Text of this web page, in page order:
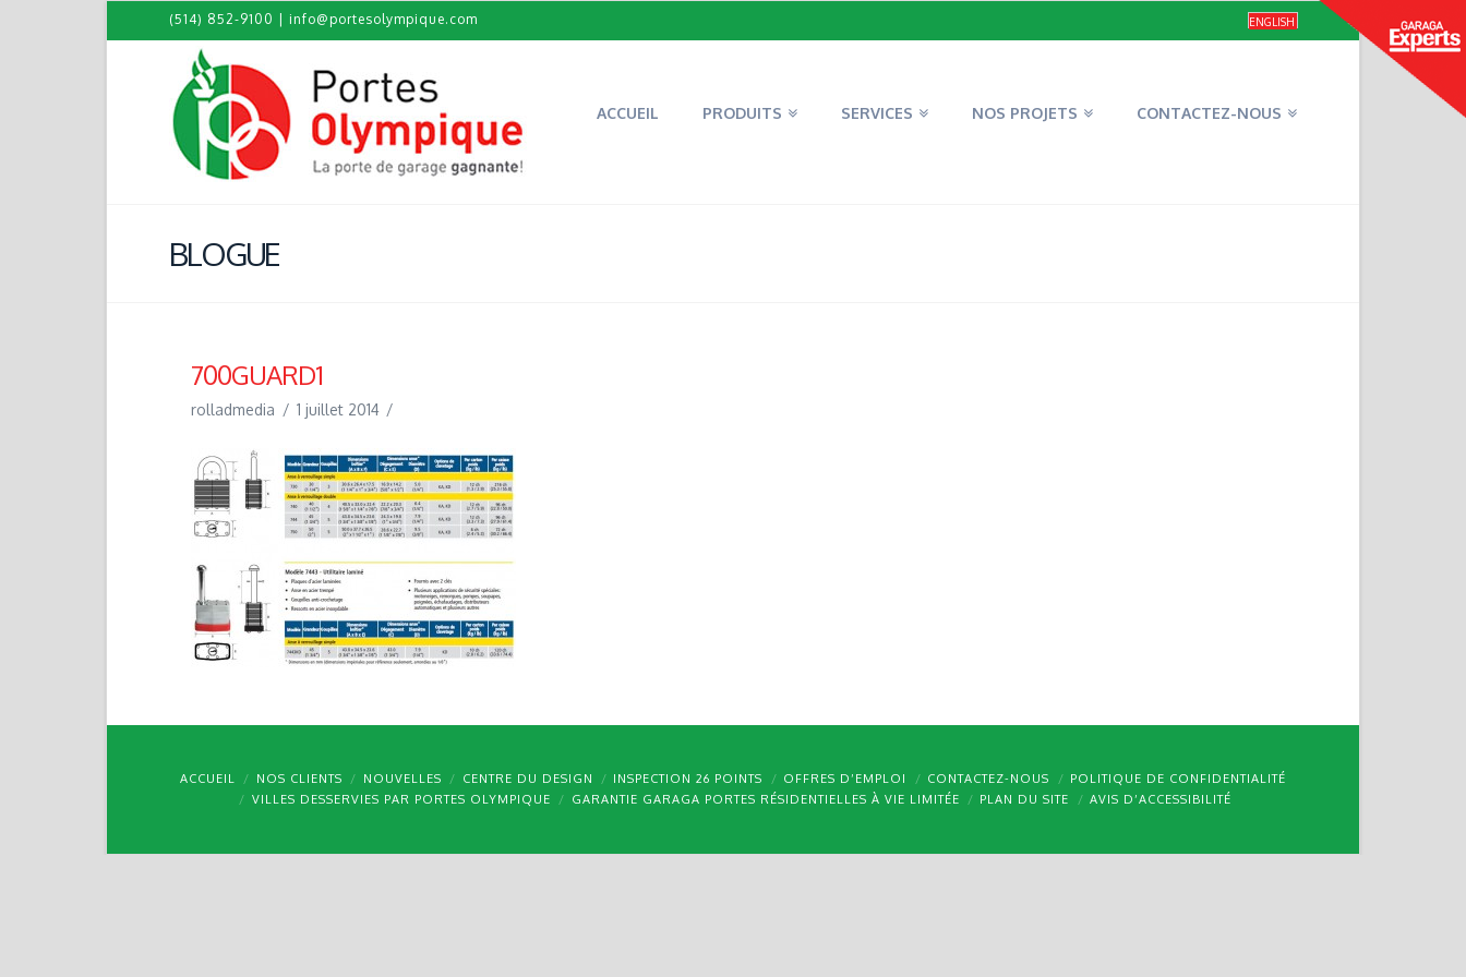
(514) 852-9100 info@portesolympique.com ENGLISH
ACCUEIL PRODUITS SERVICES NOS PROJETS CONTACTEZ-NOUS
BLOGUE
700GUARD1
rolladmedia 1 juillet 2014
ACCUEIL NOS CLIENTS NOUVELLES CENTRE DU DESIGN INSPECTION 26 POINTS OFFRES D’EMPLOI CONTACTEZ-NOUS
POLITIQUE DE CONFIDENTIALITÉ
VILLES DESSERVIES PAR PORTES OLYMPIQUE
GARANTIE GARAGA PORTES RÉSIDENTIELLES À VIE LIMITÉE PLAN DU SITE AVIS D’ACCESSIBILITÉ